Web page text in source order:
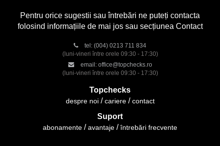
Pentru orice sugestii sau întrebări ne puteți contacta
folosind informațiile de mai jos sau secțiunea Contact
tel: (004) 0213 711 834
(luni-vineri între orele 09:30 - 17:30)
email: office@topchecks.ro
(luni-vineri între orele 09:30 - 17:30)
Topchecks
despre noi cariere contact
Suport
abonamente avantaje întrebări frecvente